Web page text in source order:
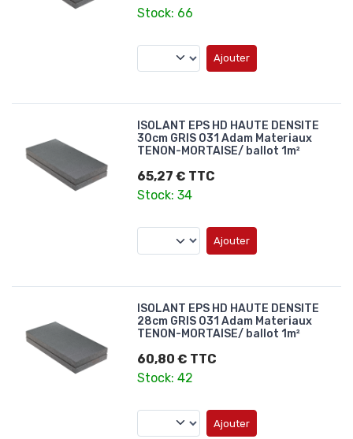
Stock: 66
Ajouter
ISOLANT EPS HD HAUTE DENSITE
30cm GRIS 031 Adam Materiaux
TENON-MORTAISE/ ballot 1m²
65,27 € TTC
Stock: 34
Ajouter
ISOLANT EPS HD HAUTE DENSITE
28cm GRIS 031 Adam Materiaux
TENON-MORTAISE/ ballot 1m²
60,80 € TTC
Stock: 42
Ajouter